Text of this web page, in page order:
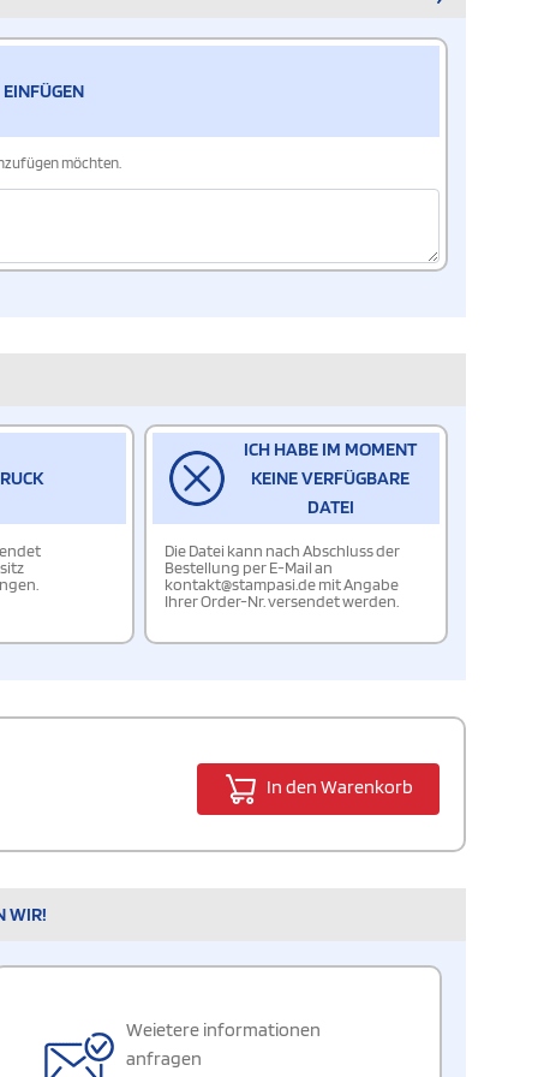
möchten.
ICH HABE IM MOMENT
KEINE VERFÜGBARE
DATEI
Die Datei kann nach Abschluss der
Bestellung per E-Mail an
kontakt@stampasi.de mit Angabe
Ihrer Order-Nr. versendet werden.
In den Warenkorb
WIR!
Weietere informationen
anfragen